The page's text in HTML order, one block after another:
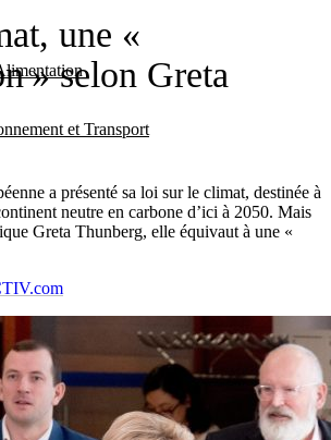
et Transport
une «
» selon Greta
a présenté sa loi sur le climat, destinée à
neutre en carbone d’ici à 2050. Mais
Greta Thunberg, elle équivaut à une «